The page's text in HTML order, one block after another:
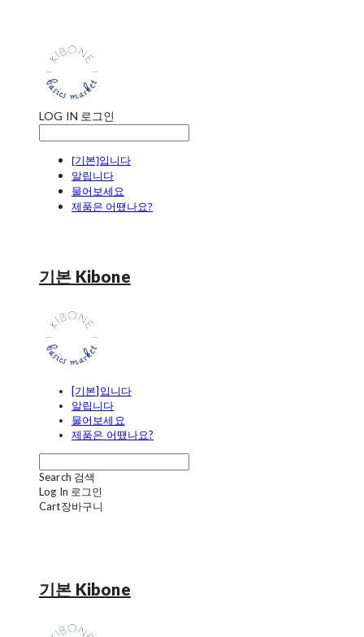
LOG IN 로그인
[기본]입니다
알립니다
물어보세요
제품은 어땠나요?
기본 Kibone
[기본]입니다
알립니다
물어보세요
제품은 어땠나요?
Search 검색
Log In 로그인
Cart장바구니
기본 Kibone